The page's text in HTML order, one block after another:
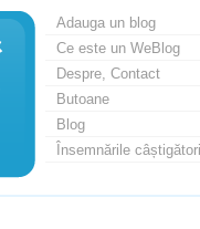
Adauga un blog
Ce este un WeBlog
Despre, Contact
Butoane
Blog
Însemnările